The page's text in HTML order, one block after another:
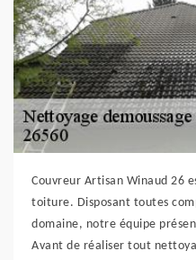
Couvreur Artisan Winaud 26
toiture. Disposant toutes
domaine, notre équipe
Avant de réaliser tout